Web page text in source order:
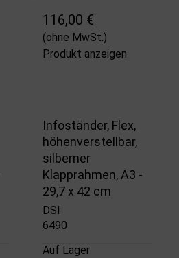
116,00 €
(ohne MwSt.)
Produkt anzeigen
Infoständer, Flex,
höhenverstellbar,
silberner
Klapprahmen, A3 -
29,7 x 42 cm
DSI
6490
Auf Lager